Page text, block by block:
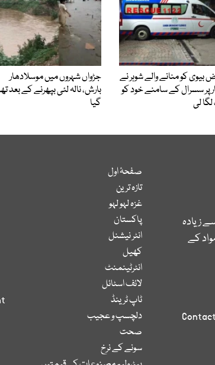
بیوی کو منانے والے شوہر نے
پر سسرال کے سامنے خود کو
لی
جڑواں شہروں میں موسلادھار
بارش، نالہ لئی بپھرنے کے بعد
گیا
زیادہ
کے
صفحۂ اول
تازہ ترین
غزہ لہو لہو
پاکستان
انٹر نیشنل
کھیل
انٹرٹینمنٹ
لائف اسٹائل
ٹاپ ٹرینڈ
دلچسپ و عجیب
صحت
سونے کے نرخ